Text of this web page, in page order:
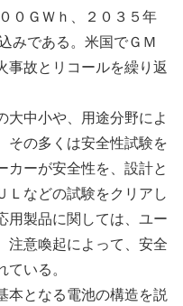
０ＧＷｈ、２０３５年
みである。米国でＧＭ
事故とリコールを繰り返
中小や、用途分野によ
その多くは安全性試験を
カーが安全性を、設計と
Ｌなどの試験をクリアし
用製品に関しては、ユー
注意喚起によって、安全
いる。
となる電池の構造を説